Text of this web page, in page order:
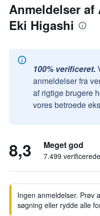
Anmeldelser af
Eki Higashi
100% verificeret.
anmeldelser fra
af rigtige brugere
vores betroede
8,3 Meget god
7.499
Ingen anmeldelser. Prøv
søgning eller rydde alle